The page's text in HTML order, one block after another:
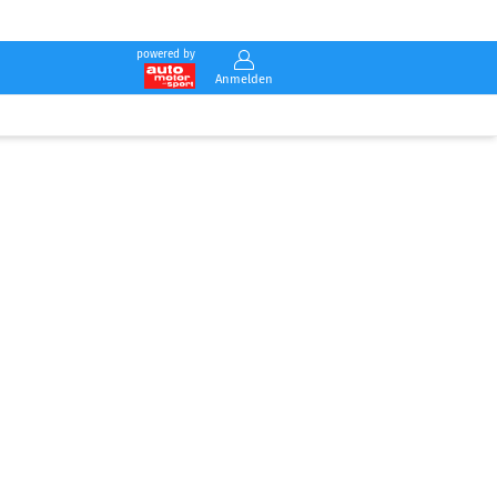
powered by
Anmelden